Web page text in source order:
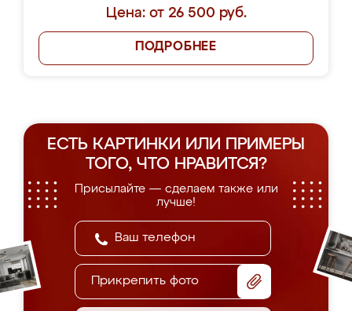
Цена: от 26 500 руб.
ПОДРОБНЕЕ
ЕСТЬ КАРТИНКИ ИЛИ ПРИМЕРЫ
ТОГО, ЧТО НРАВИТСЯ?
Присылайте — сделаем также или
лучше!
Прикрепить фото